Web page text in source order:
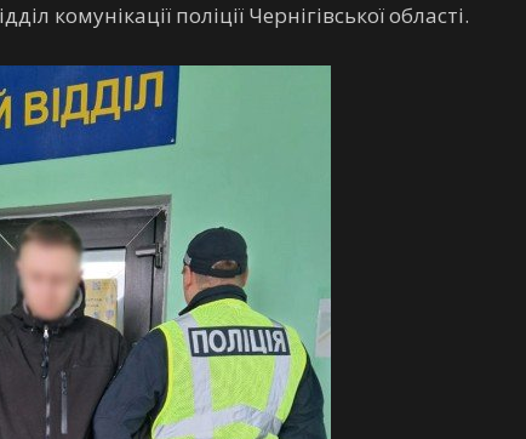
комунікації поліції Чернігівської області.